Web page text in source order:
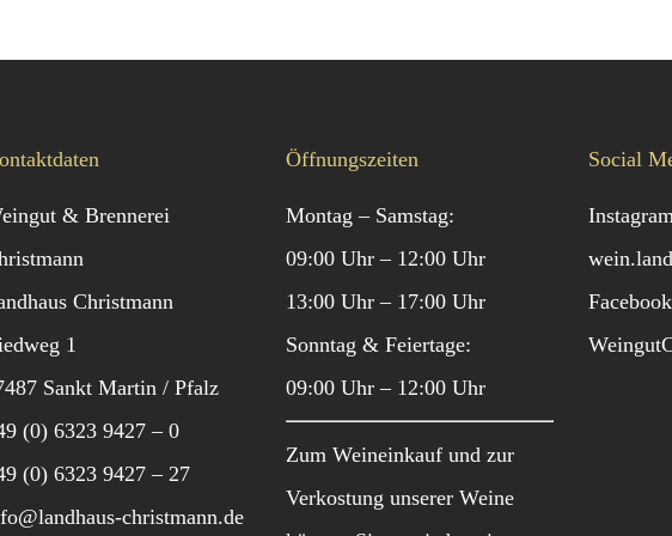
& Brennerei
Christmann
1
Sankt Martin / Pfalz
(0) 6323 9427 – 0
(0) 6323 9427 – 27
christmann.de
Öffnungszeiten
Montag – Samstag:
09:00 Uhr – 12:00 Uhr
13:00 Uhr – 17:00 Uhr
Sonntag & Feiertage:
09:00 Uhr – 12:00 Uhr
Zum Weineinkauf und zur
Verkostung unserer Weine
Social
Instagram
Facebook